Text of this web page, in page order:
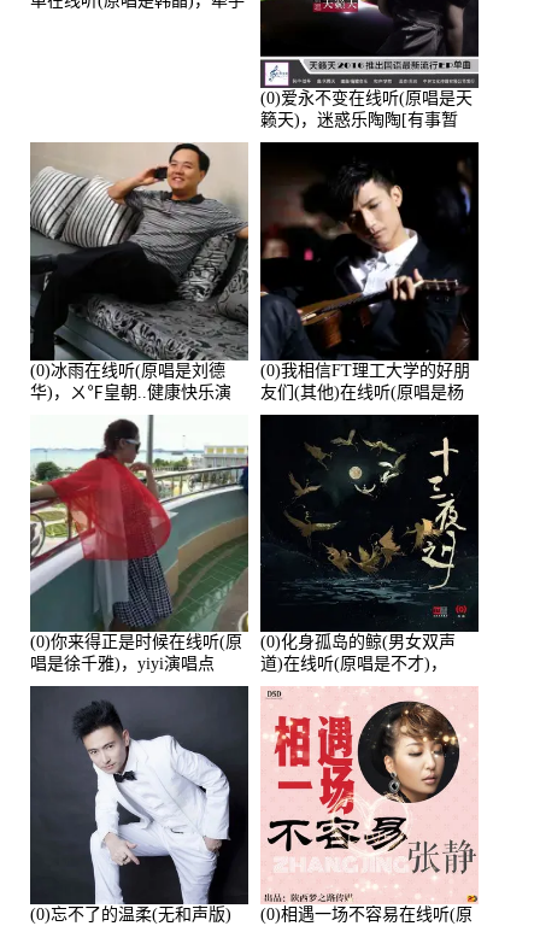
(0)爱永不变在线听(原唱是天
籁天)，迷惑乐陶陶[有事暂
离]演唱点播:27678次
(0)冰雨在线听(原唱是刘德
华)，ㄨ℉皇朝..健康快乐演
(0)我相信FT理工大学的好朋
友们(其他)在线听(原唱是杨
培安)，老乔演唱点播:23714
(0)你来得正是时候在线听(原
唱是徐千雅)，yiyi演唱点
播:21991次
(0)化身孤岛的鲸(男女双声
道)在线听(原唱是不才)，
HGBai演唱点播:19428次
(0)忘不了的温柔(无和声版)
(0)相遇一场不容易在线听(原